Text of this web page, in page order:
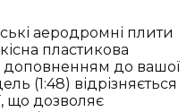
аеродромні плити
пластикова
доповненням до вашої
(1:48) відрізняється
що дозволяє